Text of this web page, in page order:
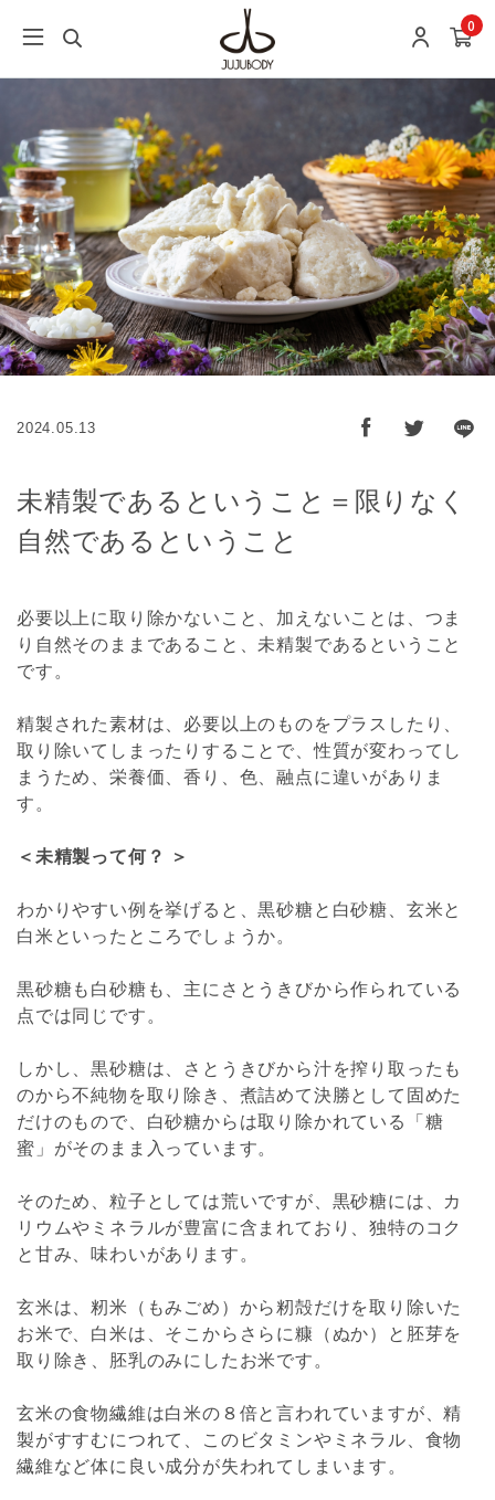
0
2024.05.13
未精製であるということ＝限りなく
自然であるということ
必要以上に取り除かないこと、加えないことは、つま
り自然そのままであること、未精製であるということ
です。
精製された素材は、必要以上のものをプラスしたり、
取り除いてしまったりすることで、性質が変わってし
まうため、栄養価、香り、色、融点に違いがありま
す。
＜未精製って何？ ＞
わかりやすい例を挙げると、黒砂糖と白砂糖、玄米と
白米といったところでしょうか。
黒砂糖も白砂糖も、主にさとうきびから作られている
点では同じです。
しかし、黒砂糖は、さとうきびから汁を搾り取ったも
のから不純物を取り除き、煮詰めて決勝として固めた
だけのもので、白砂糖からは取り除かれている「糖
蜜」がそのまま入っています。
そのため、粒子としては荒いですが、黒砂糖には、カ
リウムやミネラルが豊富に含まれており、独特のコク
と甘み、味わいがあります。
玄米は、籾米（もみごめ）から籾殻だけを取り除いた
お米で、白米は、そこからさらに糠（ぬか）と胚芽を
取り除き、胚乳のみにしたお米です。
玄米の食物繊維は白米の８倍と言われていますが、精
製がすすむにつれて、このビタミンやミネラル、食物
繊維など体に良い成分が失われてしまいます。